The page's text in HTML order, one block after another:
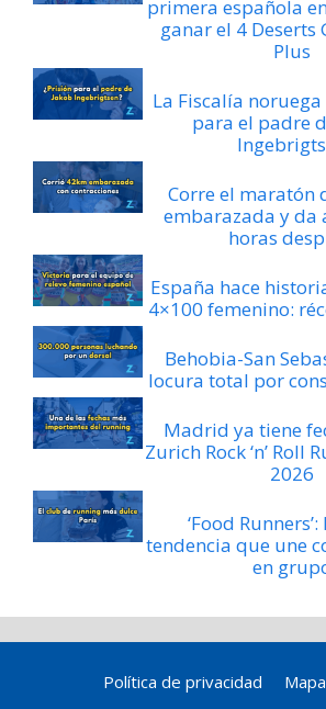
primera española
ganar el 4 Deserts
Plus
La Fiscalía
para el padre
Corre el maratón
embarazada y da
horas
España hace
4×100 femenino:
Behobia-San
locura total por
Madrid ya tiene
Zurich Rock ‘n’ Roll
2026
‘Food
tendencia que une
en
Política de privacidad